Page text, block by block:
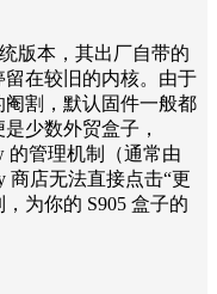
版本，其出厂自带的
留在较旧的内核。由于
阉割，默认固件一般都
少数外贸盒子，
的管理机制（通常由
商店无法直接点击“更
为你的 S905 盒子的